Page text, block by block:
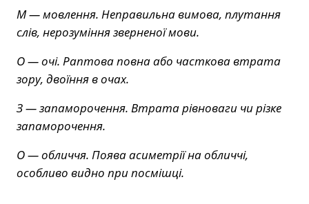
М — мовлення. Неправильна вимова, плутання
слів, нерозуміння зверненої мови.
О — очі. Раптова повна або часткова втрата
зору, двоїння в очах.
З — запаморочення. Втрата рівноваги чи різке
запаморочення.
О — обличчя. Поява асиметрії на обличчі,
особливо видно при посмішці.